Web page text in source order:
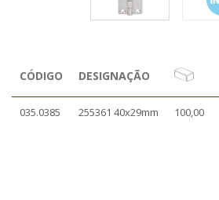
CÓDIGO DESIGNAÇÃO
035.0385 255361 40x29mm 100,00